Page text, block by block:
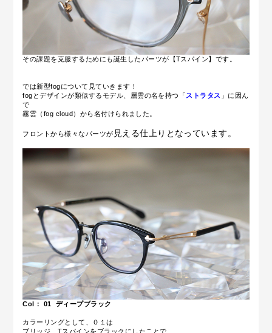
その課題を克服するためにも誕生したパーツが 【Tスパイン】です。
では新型fogについて見ていきます！
fogとデザインが類似するモデル、層雲の名を持つ「ストラタス 」に因ん
で
霧雲（fog cloud）から名付けられました。
フロントから様々なパーツが 見える仕上りとなっています。
Col： 01 ディープブラック
カラーリングとして、０１は
ブリッジ、Tスパインをブラックにしたことで、